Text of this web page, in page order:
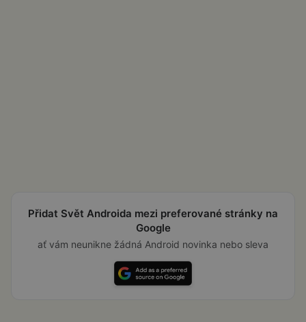
Přidat Svět Androida mezi preferované stránky na
Google
ať vám neunikne žádná Android novinka nebo sleva